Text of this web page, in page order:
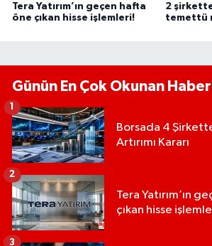
Tera Yatırım’ın geçen hafta
öne çıkan hisse işlemleri!
2
temettü
Günün En Çok Okunan
Borsada 4
Artırımı Kararı
Tera Yatırım’ın
çıkan hisse
2
3